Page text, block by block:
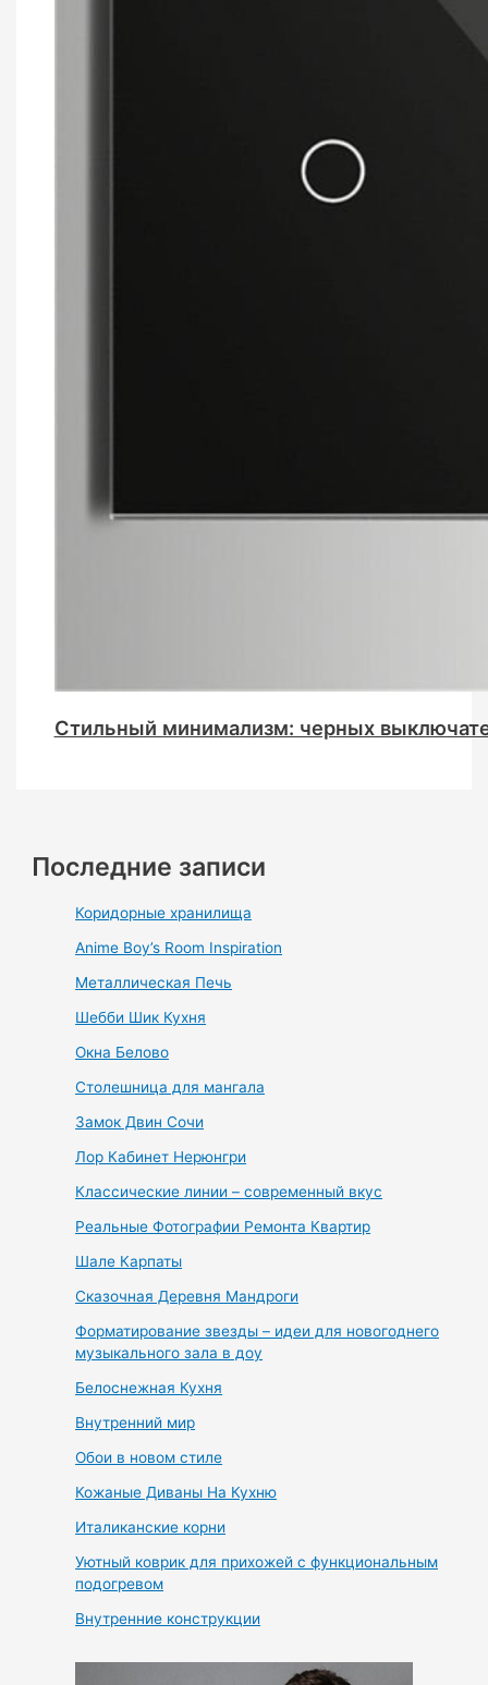
Стильный минимализм: черных
Последние записи
Коридорные хранилища
Anime Boy’s Room Inspiration
Металлическая Печь
Шебби Шик Кухня
Окна Белово
Столешница для мангала
Замок Двин Сочи
Лор Кабинет Нерюнгри
Классические линии – современный вкус
Реальные Фотографии Ремонта Квартир
Шале Карпаты
Сказочная Деревня Мандроги
Форматирование звезды – идеи для новогоднего
музыкального зала в доу
Белоснежная Кухня
Внутренний мир
Обои в новом стиле
Кожаные Диваны На Кухню
Италиканские корни
Уютный коврик для прихожей с функциональным
подогревом
Внутренние конструкции